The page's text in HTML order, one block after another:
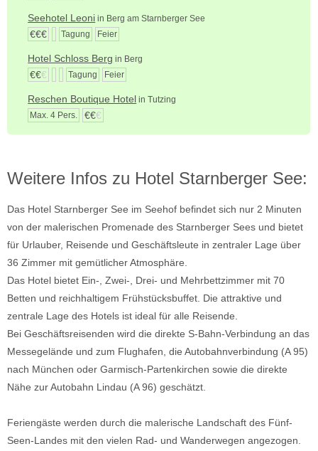
Seehotel Leoni in Berg am Starnberger See
€€€ Tagung Feier
Hotel Schloss Berg in Berg
€€€ Tagung Feier
Reschen Boutique Hotel in Tutzing
Max. 4 Pers.
€€€
Weitere Infos zu Hotel Starnberger See:
Das Hotel Starnberger See im Seehof befindet sich nur 2 Minuten
von der malerischen Promenade des Starnberger Sees und bietet
für Urlauber, Reisende und Geschäftsleute in zentraler Lage über
36 Zimmer mit gemütlicher Atmosphäre.
Das Hotel bietet Ein-, Zwei-, Drei- und Mehrbettzimmer mit 70
Betten und reichhaltigem Frühstücksbuffet. Die attraktive und
zentrale Lage des Hotels ist ideal für alle Reisende.
Bei Geschäftsreisenden wird die direkte S-Bahn-Verbindung an das
Messegelände und zum Flughafen, die Autobahnverbindung (A 95)
nach München oder Garmisch-Partenkirchen sowie die direkte
Nähe zur Autobahn Lindau (A 96) geschätzt.
Feriengäste werden durch die malerische Landschaft des Fünf-
Seen-Landes mit den vielen Rad- und Wanderwegen angezogen.